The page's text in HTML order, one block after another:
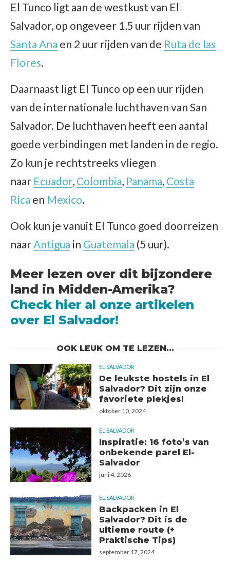
El Tunco ligt aan de westkust van El
Salvador, op ongeveer 1,5 uur rijden van
Santa Ana en 2 uur rijden van de Ruta de las
Flores.
Daarnaast ligt El Tunco op een uur rijden
van de internationale luchthaven van San
Salvador. De luchthaven heeft een aantal
goede verbindingen met landen in de regio.
Zo kun je rechtstreeks vliegen
naar Ecuador, Colombia, Panama, Costa
Rica en Mexico.
Ook kun je vanuit El Tunco goed doorreizen
naarAntigua in Guatemala (5 uur).
Meer lezen over dit bijzondere
land in Midden-Amerika?
Check hier al onze artikelen
over El Salvador!
OOK LEUK OM TE LEZEN...
EL SALVADOR
De leukste hostels in El
Salvador? Dit zijn onze
favoriete plekjes!
oktober 10, 2024
EL SALVADOR
Inspiratie: 16 foto’s van
onbekende parel El-
Salvador
juni 4, 2026
EL SALVADOR
Backpacken in El
Salvador? Dit is de
ultieme route (+
Praktische Tips)
september 17, 2024